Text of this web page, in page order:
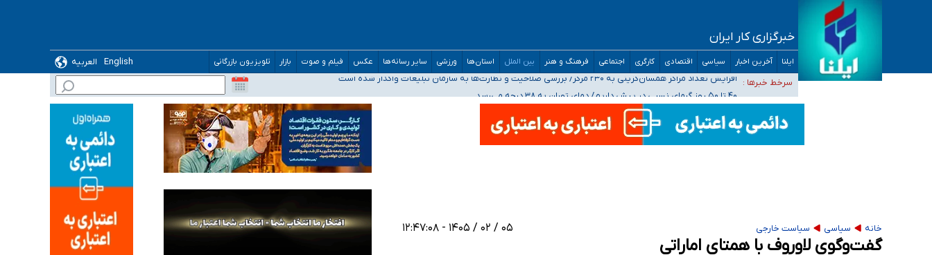
خبرگزاری کار ایران
ایلنا آخرین اخبار سیاسی اقتصادی کارگری اجتماعی فرهنگ و هنر بین الملل استان‌ها ورزشی سایر رسانه‌ها عکس فیلم و صوت بازار تلویزیون بازرگانی English
العربیه
سرخط خبرها :
ضرورت آموزش حریم خصوصی در فضای آنلاین در مدارس/ هزینه‌های سنگین اجتماعی انتشار تصاویر خصوصی برای قربانیان/ سوءاستفاده
مجرمان از ترس رسواییافزایش تعداد مراکز همسان‌گزینی به ۲۳۰ مرکز/ بررسی صلاحیت و نظارت‌ها به سازمان تبلیغات واگذار شده است
۴۰ تا ۵۰ روز گرمای نسبی در پیش داریم/ دمای تهران به ۳۸ درجه می‌رسد
موضع وزارت بهداشت درباره ظرفیت پزشکی کنکور ۱۴۰۵: خواستار اصلاح ظرفیت‌ها هستیم، اما هنوز پاسخ مشخصی نگرفته‌ایم
تعویق آزمون ورودی دکترای تخصصی فرماندهی صحنه عملیات و دکترای تخصصی جغرافیای نظامی دافوس آجا
خانه سیاسی سیاست خارجی ۰۵ / ۰۲ / ۱۴۰۵ - ۱۲:۴۷:۰۸
گفت‌وگوی لاوروف با همتای اماراتی